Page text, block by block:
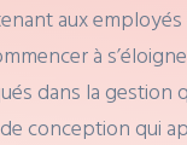
aux
à
dans la gestion
conception qui